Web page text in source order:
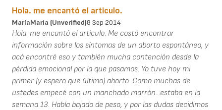
Hola. me encantó el articulo.
MaríaMaria (unverified)8 Sep 2014
Hola. me encantó el articulo. Me costó encontrar
información sobre los síntomas de un aborto espontáneo, y
acá encontré eso y también mucha contención desde la
pérdida emocional por la que pasamos. Yo tuve hoy mi
primer (y espero que último) aborto. Como muchas de
ustedes empecé con un manchado marrón...estaba en la
semana 13. Había bajado de peso, y por las dudas decidimos